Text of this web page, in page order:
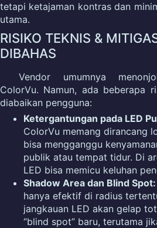
tetapi ketajaman kontras dan
utama.
RISIKO TEKNIS &
DIBAHAS
Vendor umumnya
ColorVu. Namun, ada beberapa
diabaikan pengguna:
Ketergantungan pada LED
ColorVu memang dirancang
bisa mengganggu
publik atau tempat tidur. Di
LED bisa memicu keluhan
Shadow Area dan Blind Spot:
hanya efektif di radius
jangkauan LED akan gelap
“blind spot” baru, terutama